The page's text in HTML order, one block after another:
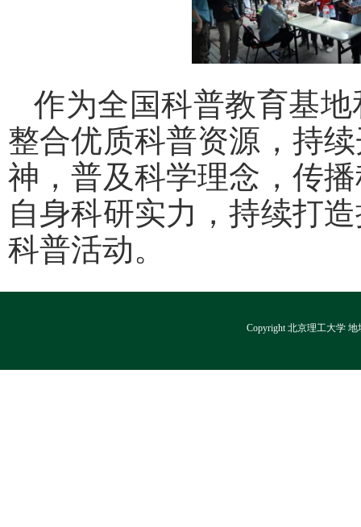
作为全国科普教育基
整合优质科普资源，持
神，普及科学理念，传
自身科研实力，持续打
科普活动。
Copyright 北京理工大学